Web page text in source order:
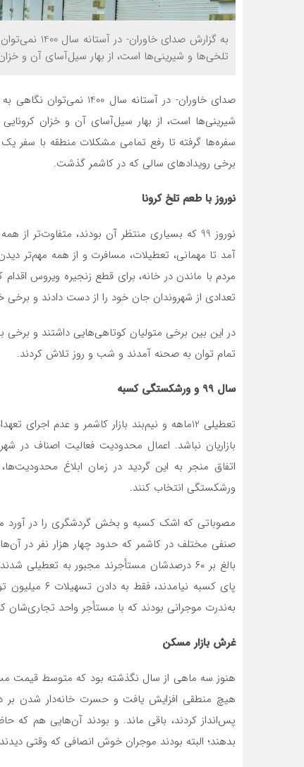
تلخی‌ها و شیرینی‌ها است، از بهار سیل‌آسای آن و
شیرینی‌ها است، از بهار سیل‌آسای آن و خزان
سفره‌ها گرفته تا رفع تمامی مشکلات منطقه با سفر
برخي رويدادهاي سالي که در کاشمر گذشت.
نوروز با طعم تلخ کرونا
نوروز 99 که بسیاری منتظر آن بودند، متفاوت‌تر
آمد تا مهمانی، تعطیلات، مسافرت و از همه مهم‌تر
مردم با ماندن در خانه، برای قطع زنجیره ویروس
تعدادی از شهروندان جان خود را از دست دادند و
در این بین برخی متولیان کوتاهی‌هایی داشتند و
تمام توان به صحنه آمدند و شب و روز تلاش کردند.
سال 99 و ورشکستگی کسبه
تعطیلی 12ماهه و نیم‌بند بازار کاشمر و عدم
بازاریان نباشد. اعمال محدودیت فعالیت اصناف در
اتفاق منجر به این گردید در زمان ابلاغ
ورشکستگی انتخاب کنند.
صنفی مختلف در کاشمر که حدود چهار هزار نفر در
بالغ بر ۶۰ درصدشان مستأجرند مجبور به
پای کسبه
به‌ندرت موجرانی بودند که با مستأجر واحد تجاری‌شان
غرش بازار مسکن
هنوز سه ماهی از سال نگذشته بود که متوسط قیمت
هیچ منطقی افزایش یافت و حسرت خانه‌دار شدن بر
پس‌انداز کردند، باقی ماند. و بودند آن‌هایی هم که
بدهند؛ البته بودند موجران خوش انصافی که وقتی